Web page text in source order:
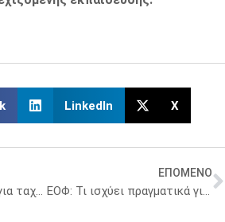
LinkedIn X
Γεωργιάδης: Κίνητρα για ταχύτερη έλευση καινοτόμων φαρμάκων
ΕΠΟΜΕΝΟ
ΕΟΦ: Τι ισχύει πραγματικά για τη «Λίστα Φαρμακευτικών Σκευασμάτων Οριστικής Διακοπής»